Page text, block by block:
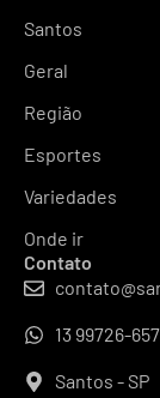
Santos
Geral
Região
Esportes
Variedades
Onde ir
Contato
13 99726-
Santos - SP